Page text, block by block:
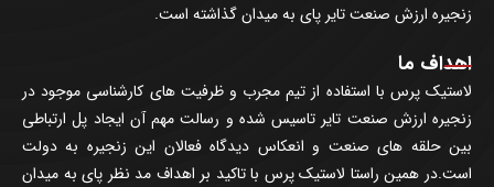
زنجیره ارزش صنعت تایر پای به میدان گذاشته است.
اهداف ما
لاستیک پرس با استفاده از تیم مجرب و ظرفیت های کارشناسی موجود در
زنجیره ارزش صنعت تایر تاسیس شده و رسالت مهم آن ایجاد پل ارتباطی
بین حلقه های صنعت و انعکاس دیدگاه فعالان این زنجیره به دولت
است.در همین راستا لاستیک پرس با تاکید بر اهداف مد نظر پای به میدان